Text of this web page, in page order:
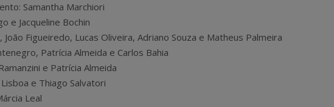
Samantha Marchiori
e Jacqueline Bochin
João Figueiredo, Lucas Oliveira, Adriano Souza e Matheus Palmeira
Patrícia Almeida e Carlos Bahia
e Patrícia Almeida
e Thiago Salvatori
Leal